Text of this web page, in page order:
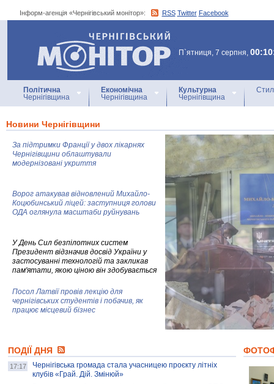
Інформ-агенція «Чернігівський монітор»: RSS Twitter Facebook
Інформ-агенція
«Чернігівський монітор»
П`ятниця, 7 серпня,
Політична
Чернігівщина
Економічна
Чернігівщина
Культурна
Чернігівщина
Новини Чернігівщини
За підтримки Франції у двох лікарнях
Чернігівщини облаштували
модернізовані укриття
Ворог атакував відновлений Михайло-
Коцюбинський ліцей: заступниця голови
ОДА оглянула масштаби руйнувань
У День Сил безпілотних систем
Президент відзначив досвід України у
застосуванні технологій та закликав
пам'ятати, якою ціною він здобувається
Посол Латвії провів лекцію для
чернігівських студентів і побачив, як
працює місцевий бізнес
колекцію про війну, емоції та тварин
ПОДІЇ ДНЯ
17:17
Чернігівська громада стала учасницею проєкту літніх
клубів «Грай. Дій. Змінюй»